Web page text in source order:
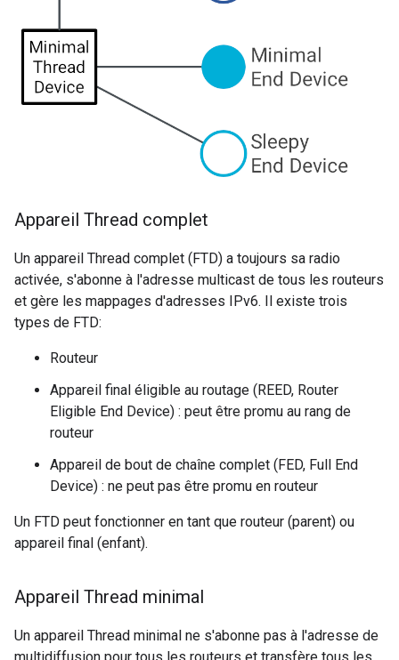
Appareil Thread complet
Un appareil Thread complet (FTD) a toujours sa radio
activée, s'abonne à l'adresse multicast de tous les routeurs
et gère les mappages d'adresses IPv6. Il existe trois
types de FTD:
Routeur
Appareil final éligible au routage (REED, Router
Eligible End Device) : peut être promu au rang de
routeur
Appareil de bout de chaîne complet (FED, Full End
Device) : ne peut pas être promu en routeur
Un FTD peut fonctionner en tant que routeur (parent) ou
appareil final (enfant).
Appareil Thread minimal
Un appareil Thread minimal ne s'abonne pas à l'adresse de
multidiffusion pour tous les routeurs et transfère tous les